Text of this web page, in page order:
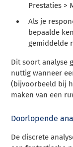
Prestaties >
Als je
bepaalde
gemiddelde
Dit soort analyse
nuttig wanneer
(bijvoorbeeld bij
maken van een
Doorlopende
De discrete